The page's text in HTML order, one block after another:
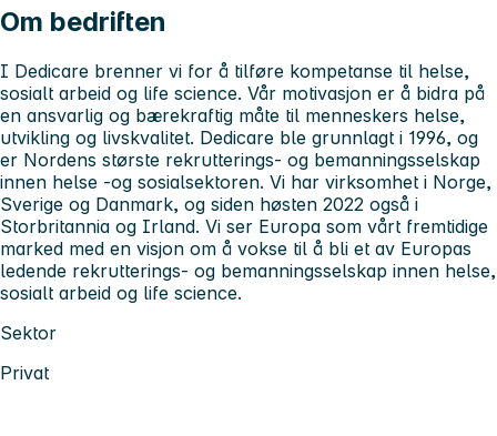
Om bedriften
I Dedicare brenner vi for å tilføre kompetanse til helse,
sosialt arbeid og life science. Vår motivasjon er å bidra på
en ansvarlig og bærekraftig måte til menneskers helse,
utvikling og livskvalitet. Dedicare ble grunnlagt i 1996, og
er Nordens største rekrutterings- og bemanningsselskap
innen helse -og sosialsektoren. Vi har virksomhet i Norge,
Sverige og Danmark, og siden høsten 2022 også i
Storbritannia og Irland. Vi ser Europa som vårt fremtidige
marked med en visjon om å vokse til å bli et av Europas
ledende rekrutterings- og bemanningsselskap innen helse,
sosialt arbeid og life science.
Sektor
Privat